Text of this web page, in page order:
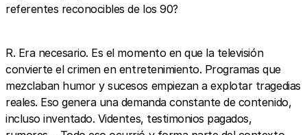
referentes reconocibles de los 90?
R. Era necesario. Es el momento en que la televisión
convierte el crimen en entretenimiento. Programas que
mezclaban humor y sucesos empiezan a explotar tragedias
reales. Eso genera una demanda constante de contenido,
incluso inventado. Videntes, testimonios pagados,